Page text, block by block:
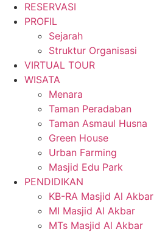
RESERVASI
PROFIL
Sejarah
Struktur Organisasi
VIRTUAL TOUR
WISATA
Menara
Taman Peradaban
Taman Asmaul Husna
Green House
Urban Farming
Masjid Edu Park
PENDIDIKAN
KB-RA Masjid Al Akbar
MI Masjid Al Akbar
MTs Masjid Al Akbar